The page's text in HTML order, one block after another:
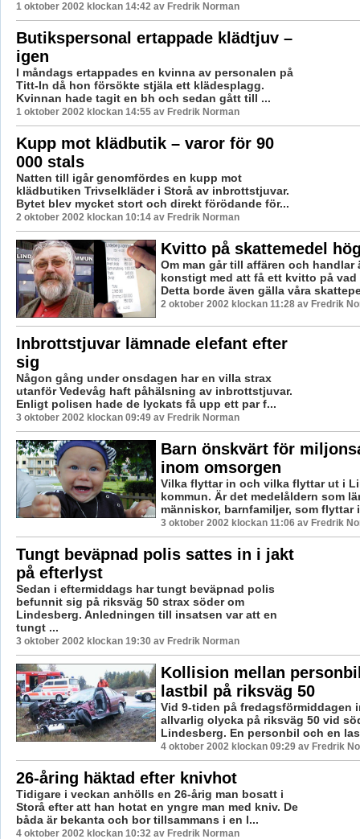
1 oktober 2002 klockan 14:42 av Fredrik Norman
Butikspersonal ertappade klädtjuv –
igen
I måndags ertappades en kvinna av personalen på
Titt-In då hon försökte stjäla ett klädesplagg.
Kvinnan hade tagit en bh och sedan gått till ...
1 oktober 2002 klockan 14:55 av Fredrik Norman
Kupp mot klädbutik – varor för 90
000 stals
Natten till igår genomfördes en kupp mot
klädbutiken Trivselkläder i Storå av inbrottstjuvar.
Bytet blev mycket stort och direkt förödande för...
2 oktober 2002 klockan 10:14 av Fredrik Norman
Kvitto på skattemedel
Om man går till affären och handlar
konstigt med att få ett kvitto på vad
Detta borde även gälla våra
2 oktober 2002 klockan 11:28 av Fredrik
Inbrottstjuvar lämnade elefant efter
sig
Någon gång under onsdagen har en villa strax
utanför Vedevåg haft påhälsning av inbrottstjuvar.
Enligt polisen hade de lyckats få upp ett par f...
3 oktober 2002 klockan 09:49 av Fredrik Norman
Barn önskvärt för
inom omsorgen
Vilka flyttar in och vilka flyttar ut i
kommun. Är det medelåldern som
människor, barnfamiljer, som flyttar
3 oktober 2002 klockan 11:06 av Fredrik
Tungt beväpnad polis sattes in i jakt
på efterlyst
Sedan i eftermiddags har tungt beväpnad polis
befunnit sig på riksväg 50 strax söder om
Lindesberg. Anledningen till insatsen var att en
tungt ...
3 oktober 2002 klockan 19:30 av Fredrik Norman
Kollision mellan
lastbil på riksväg 50
Vid 9-tiden på fredagsförmiddagen
allvarlig olycka på riksväg 50 vid
Lindesberg. En personbil och en
4 oktober 2002 klockan 09:29 av Fredrik
26-åring häktad efter knivhot
Tidigare i veckan anhölls en 26-årig man bosatt i
Storå efter att han hotat en yngre man med kniv. De
båda är bekanta och bor tillsammans i en l...
4 oktober 2002 klockan 10:32 av Fredrik Norman